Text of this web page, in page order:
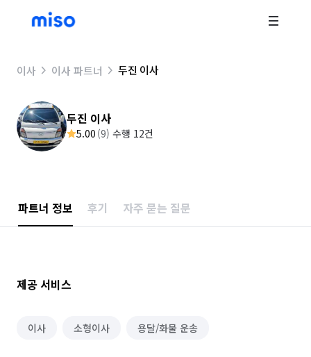
이사 이사 파트너 두진 이사
두진 이사
5.00 (9) 수행 12건
파트너 정보 후기 자주 묻는 질문
제공 서비스
이사 소형이사 용달/화물 운송